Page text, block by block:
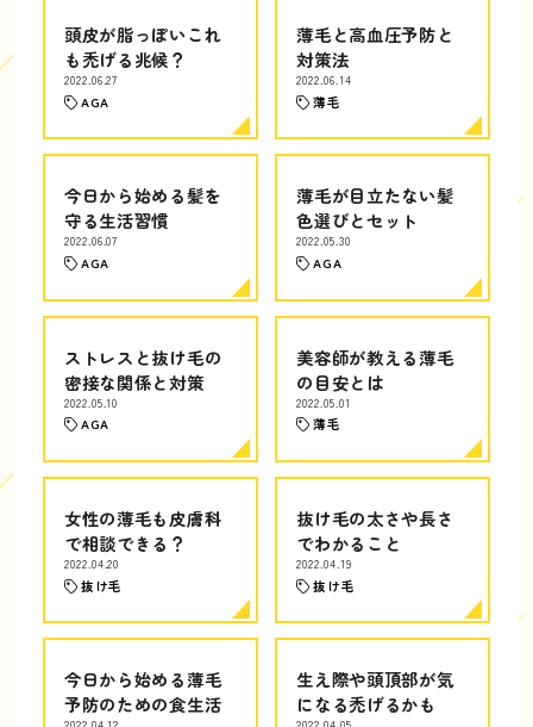
頭皮が脂っぽいこれ
も禿げる兆候？
2022.06.27
AGA
薄毛と高血圧予防と
対策法
2022.06.14
薄毛
今日から始める髪を
守る生活習慣
2022.06.07
AGA
薄毛が目立たない髪
色選びとセット
2022.05.30
AGA
ストレスと抜け毛の
密接な関係と対策
2022.05.10
AGA
美容師が教える薄毛
の目安とは
2022.05.01
薄毛
女性の薄毛も皮膚科
で相談できる？
2022.04.20
抜け毛
抜け毛の太さや長さ
でわかること
2022.04.19
抜け毛
今日から始める薄毛
予防のための食生活
生え際や頭頂部が気
になる禿げるかも